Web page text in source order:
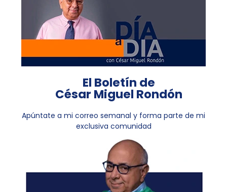
El Boletín de
César Miguel Rondón
Apúntate a mi correo semanal y forma parte de mi
exclusiva comunidad